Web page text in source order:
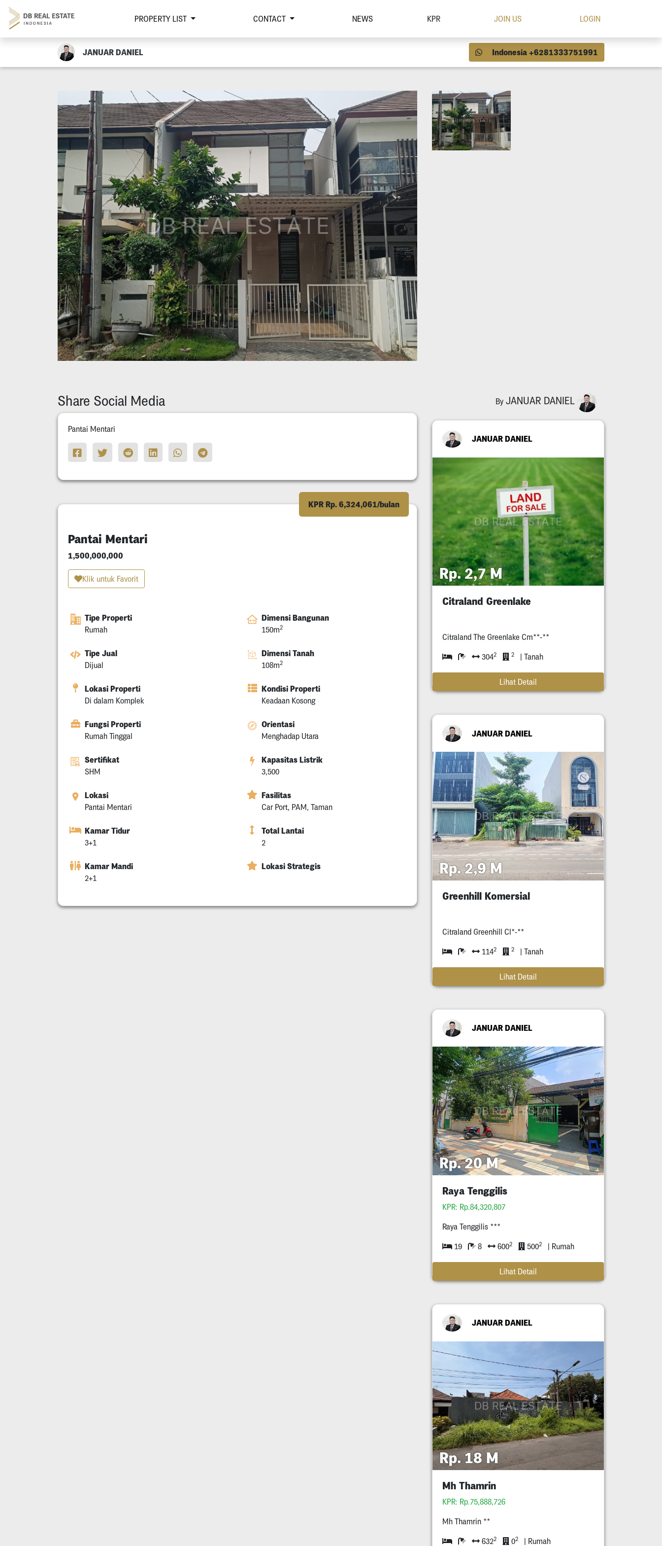
PROPERTY LIST CONTACT NEWS KPR JOIN US LOGIN
JANUAR DANIEL Indonesia +6281333751991
Share Social Media
Pantai Mentari
KPR Rp. 6,324,061/bulan
Pantai Mentari
1,500,000,000
Klik untuk Favorit
Tipe Properti
Rumah
Dimensi Bangunan
150m2
Tipe Jual
Dijual
Dimensi Tanah
108m2
Lokasi Properti
Di dalam Komplek
Kondisi Properti
Keadaan Kosong
Fungsi Properti
Rumah Tinggal
Orientasi
Menghadap Utara
Sertifikat
SHM
Kapasitas Listrik
3,500
Lokasi
Pantai Mentari
Fasilitas
Car Port, PAM, Taman
Kamar Tidur
3+1
Total Lantai
2
Kamar Mandi
2+1
Lokasi Strategis
By JANUAR DANIEL
JANUAR DANIEL
Rp. 2,7 M
Citraland Greenlake
Citraland The Greenlake Cm**-**
3042 2 | Tanah
Lihat Detail
JANUAR DANIEL
Rp. 2,9 M
Greenhill Komersial
Citraland Greenhill Cl*-**
1142 2 | Tanah
Lihat Detail
JANUAR DANIEL
Rp. 20 M
Raya Tenggilis
KPR: Rp.84,320,807
Raya Tenggilis ***
19 8 6002 5002 | Rumah
Lihat Detail
JANUAR DANIEL
Rp. 18 M
Mh Thamrin
KPR: Rp.75,888,726
Mh Thamrin **
6322 02 | Rumah